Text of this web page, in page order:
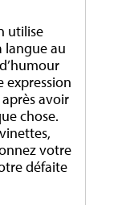
utilise
langue au
expression
avoir
chose.
votre
défaite